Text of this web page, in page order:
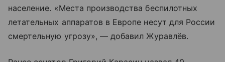
население. «Места производства беспилотных
летательных аппаратов в Европе несут для России
смертельную угрозу», — добавил Журавлёв.